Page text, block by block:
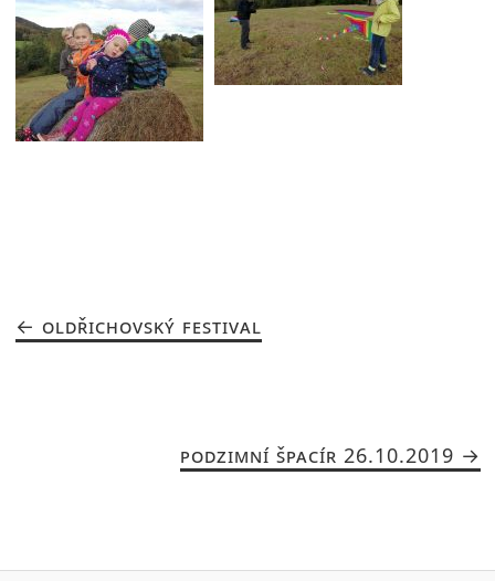
OLDŘICHOVSKÝ FESTIVAL
PODZIMNÍ ŠPACÍR 26.10.2019